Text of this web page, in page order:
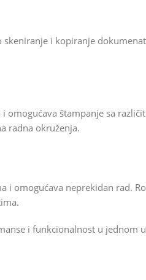
i kopiranje
omogućava štampanje sa
radna okruženja.
i omogućava neprekidan rad.
i funkcionalnost u jednom